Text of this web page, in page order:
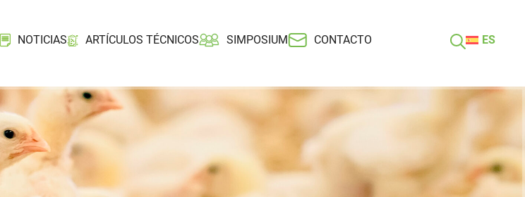
NOTICIAS ARTÍCULOS TÉCNICOS SIMPOSIUM CONTACTO ES